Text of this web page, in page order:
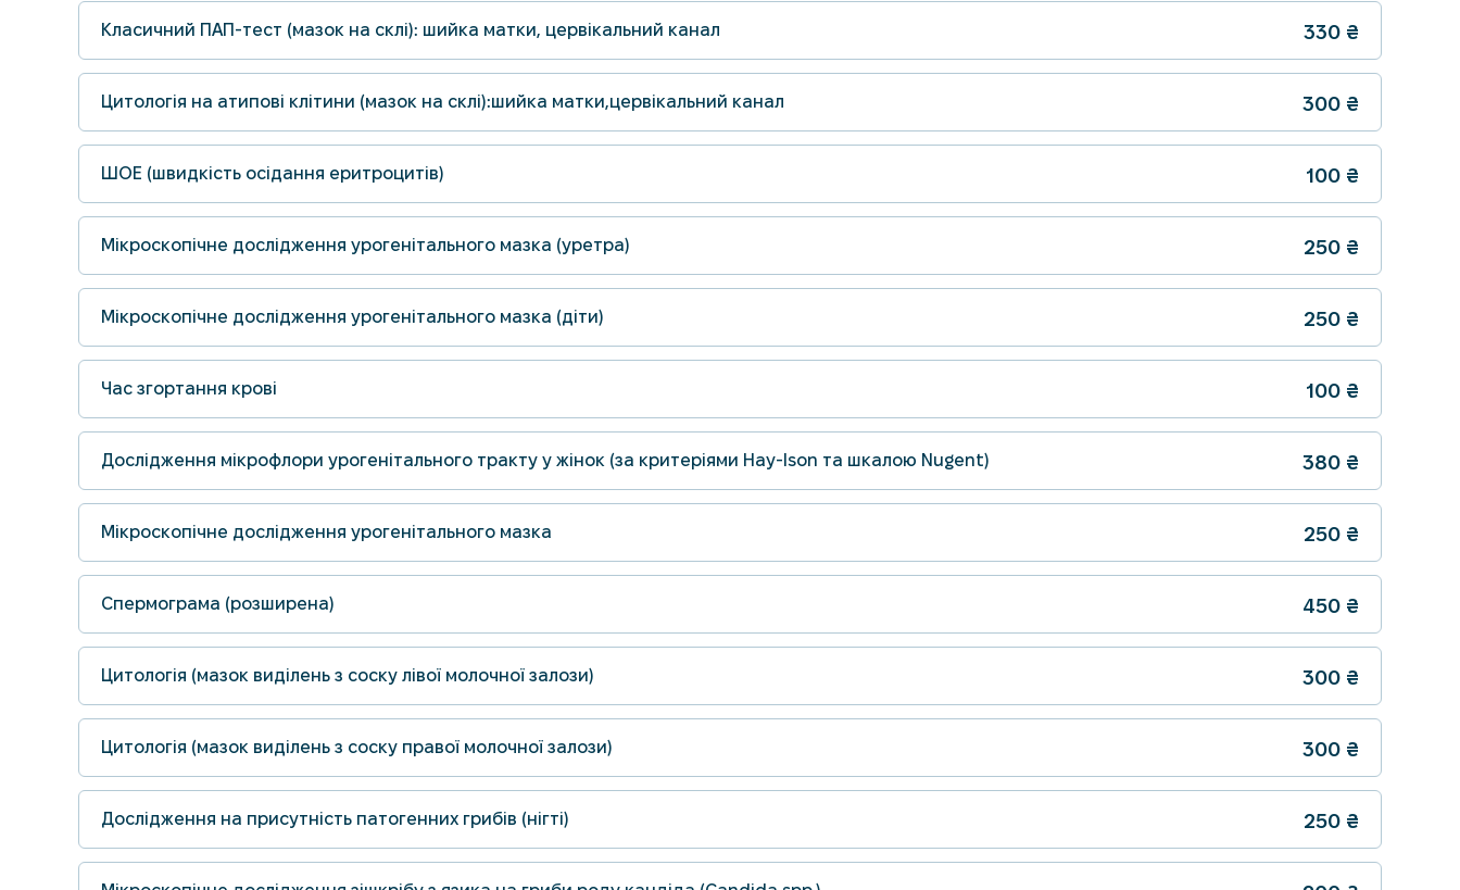
Класичний ПАП-тест (мазок на склі): шийка матки, цервікальний канал 330 ₴
Цитологія на атипові клітини (мазок на склі):шийка матки,цервікальний канал 300 ₴
ШОЕ (швидкість осідання еритроцитів) 100 ₴
Мікроскопічне дослідження урогенітального мазка (уретра) 250 ₴
Мікроскопічне дослідження урогенітального мазка (діти) 250 ₴
Час згортання крові 100 ₴
Дослідження мікрофлори урогенітального тракту у жінок (за критеріями Hay-Ison та шкалою Nugent) 380 ₴
Мікроскопічне дослідження урогенітального мазка 250 ₴
Спермограма (розширена) 450 ₴
Цитологія (мазок виділень з соску лівої молочної залози) 300 ₴
Цитологія (мазок виділень з соску правої молочної залози) 300 ₴
Дослідження на присутність патогенних грибів (нігті) 250 ₴